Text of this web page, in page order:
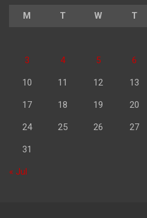
M T W T
3 4 5 6
10 11 12 13
17 18 19 20
24 25 26 27
31
« Jul